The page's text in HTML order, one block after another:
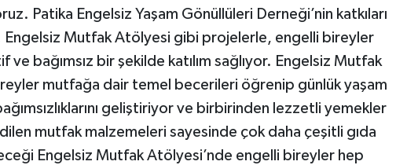
Patika Engelsiz Yaşam Gönüllüleri Derneği’nin katkıları
Engelsiz Mutfak Atölyesi gibi projelerle, engelli bireyler
ve bağımsız bir şekilde katılım sağlıyor. Engelsiz Mutfak
mutfağa dair temel becerileri öğrenip günlük yaşam
geliştiriyor ve birbirinden lezzetli yemekler
mutfak malzemeleri sayesinde çok daha çeşitli gıda
Engelsiz Mutfak Atölyesi’nde engelli bireyler hep